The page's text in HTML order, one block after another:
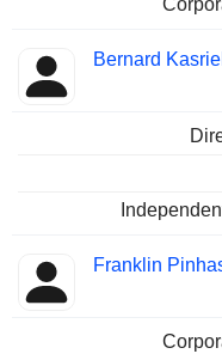
Bernard Kasriel
Franklin